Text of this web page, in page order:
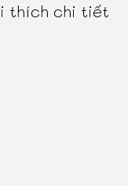
thích chi tiết